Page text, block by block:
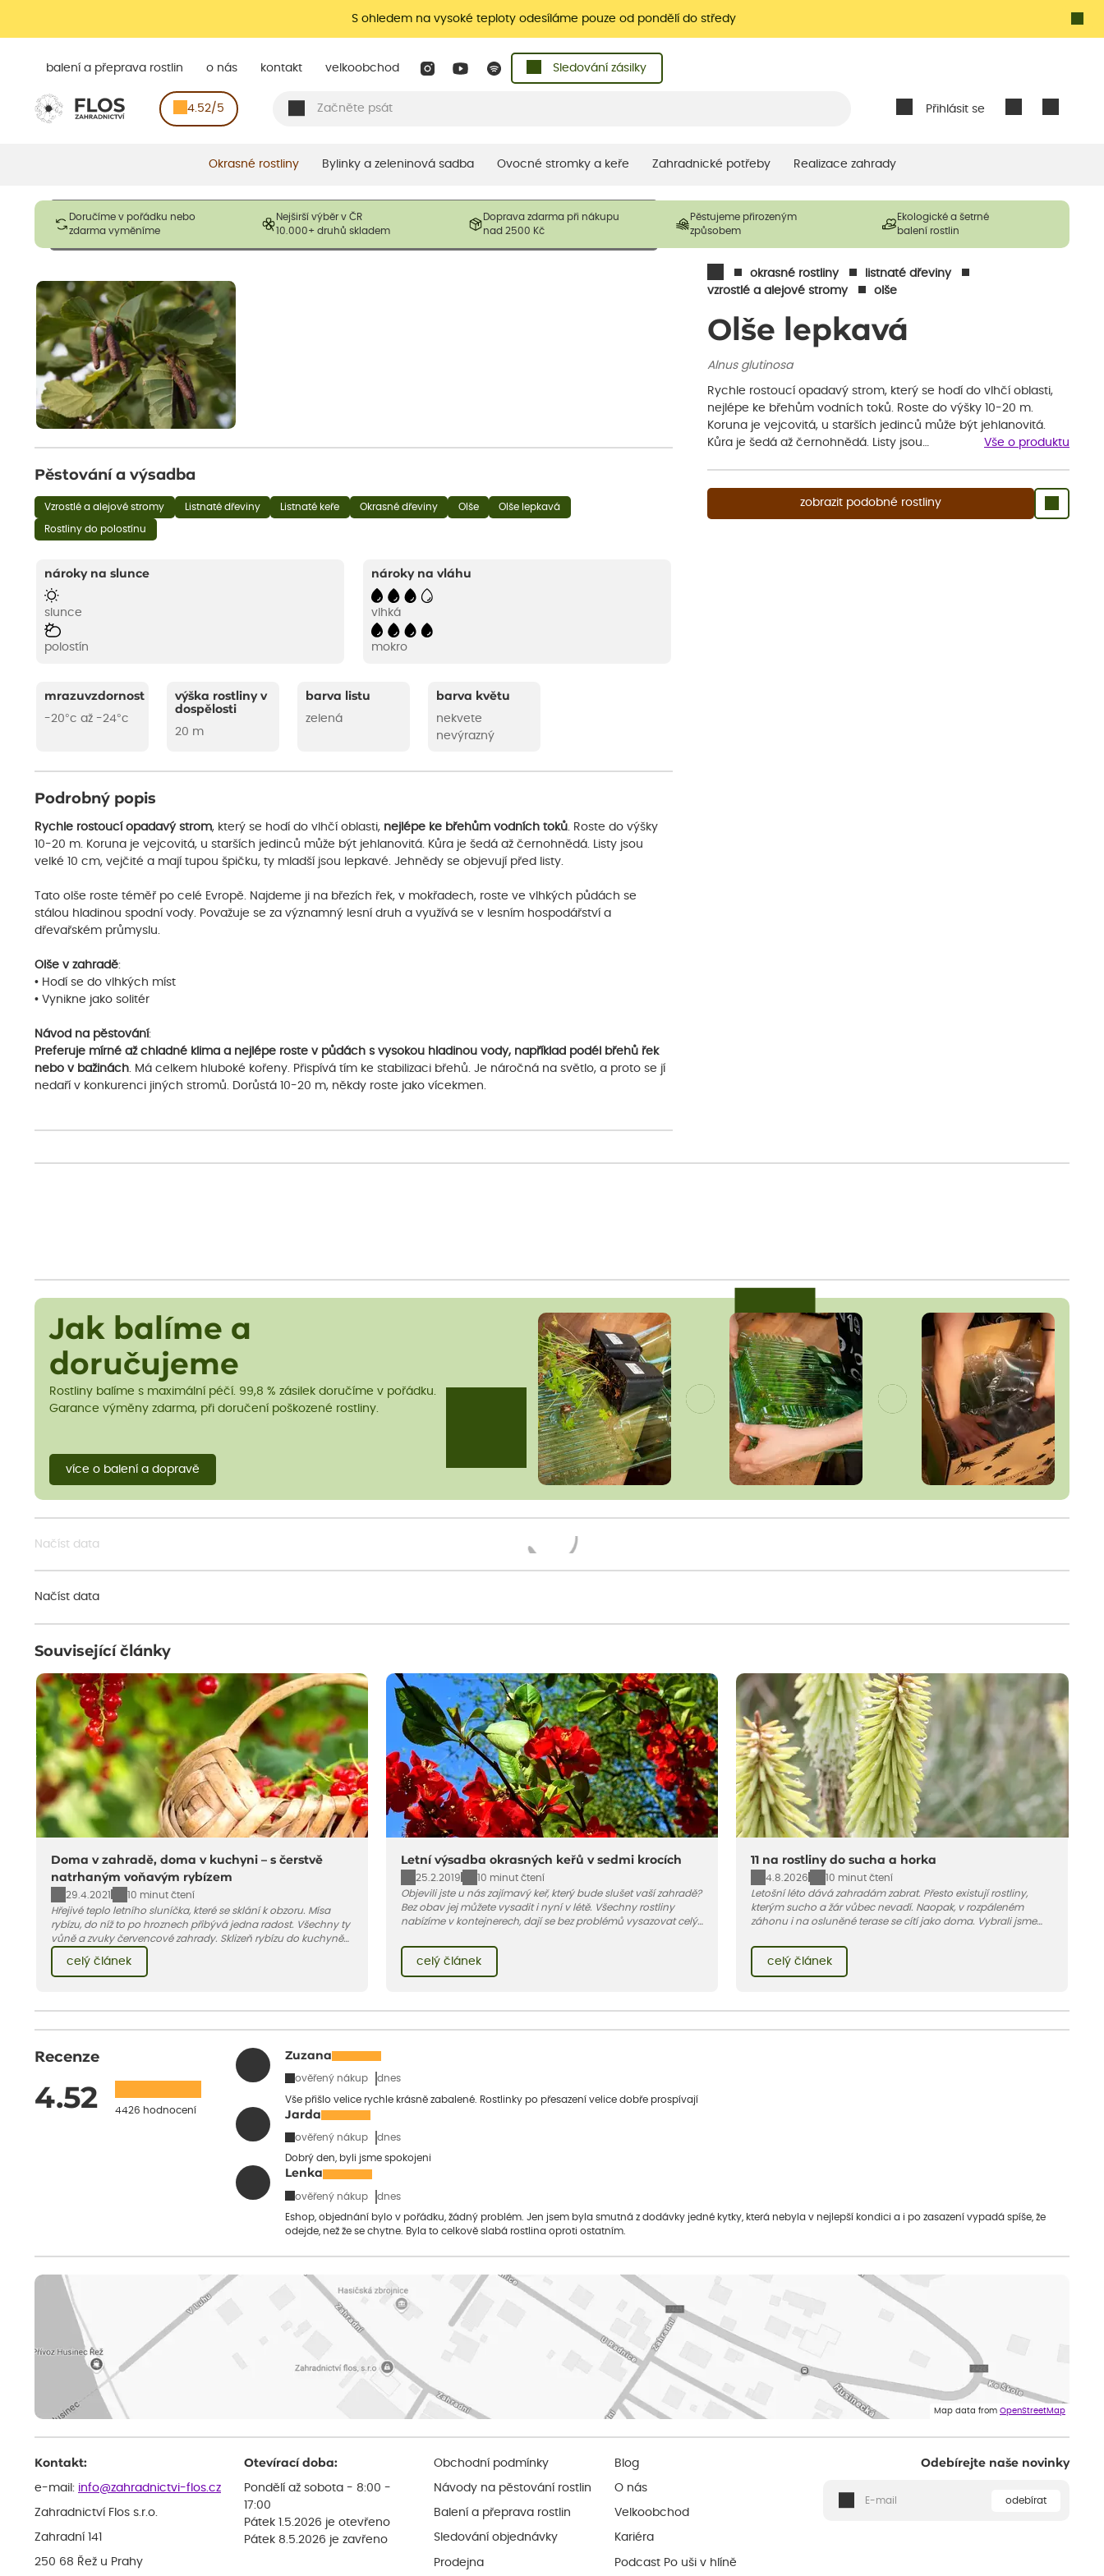
S ohledem na vysoké teploty odesíláme pouze od pondělí do středy
Přihlásit se
balení a přeprava rostlin o nás kontakt velkoobchod Sledování zásilky
4.52/5
Okrasné rostliny Bylinky a zeleninová sadba Ovocné stromky a keře Zahradnické potřeby Realizace zahrady
Doručíme v pořádku nebo
zdarma vyměníme
Nejširší výběr v ČR
10.000+ druhů skladem
Doprava zdarma při nákupu
nad 2500 Kč
Pěstujeme přirozeným
způsobem
Ekologické a šetrné
balení rostlin
okrasné rostliny
listnaté dřeviny
vzrostlé a alejové stromy
olše
Olše lepkavá
Alnus glutinosa
Rychle rostoucí opadavý strom, který se hodí do vlhčí oblasti,
nejlépe ke břehům vodních toků. Roste do výšky 10-20 m.
Koruna je vejcovitá, u starších jedinců může být jehlanovitá.
Kůra je šedá až černohnědá. Listy jsou…
Vše o produktu
zobrazit podobné rostliny
Obrázky slouží pouze pro ilustrační účely a mají reprezentovat prodávané produkty. V závislosti na sezónnosti mohou být
opadavé rostliny dodávány v dormantním stavu a bez listů. Rostliny mohou být také sestřiženy níže, než je uvedená
Pěstování a výsadba
Vzrostlé a alejové stromy Listnaté dřeviny Listnaté keře Okrasné dřeviny Olše Olše lepkavá
Rostliny do polostínu
nároky na slunce
slunce
polostín
nároky na vláhu
vlhká
mokro
mrazuvzdornost
-20°c až -24°c
výška rostliny v
dospělosti
20 m
barva listu
zelená
barva květu
nekvete
nevýrazný
Podrobný popis
Rychle rostoucí opadavý strom, který se hodí do vlhčí oblasti, nejlépe ke břehům vodních toků. Roste do výšky
10-20 m. Koruna je vejcovitá, u starších jedinců může být jehlanovitá. Kůra je šedá až černohnědá. Listy jsou
velké 10 cm, vejčité a mají tupou špičku, ty mladší jsou lepkavé. Jehnědy se objevují před listy.
Tato olše roste téměř po celé Evropě. Najdeme ji na březích řek, v mokřadech, roste ve vlhkých půdách se
stálou hladinou spodní vody. Považuje se za významný lesní druh a využívá se v lesním hospodářství a
dřevařském průmyslu.
Olše v zahradě:
• Hodí se do vlhkých míst
• Vynikne jako solitér
Návod na pěstování:
Preferuje mírné až chladné klima a nejlépe roste v půdách s vysokou hladinou vody, například podél břehů řek
nebo v bažinách. Má celkem hluboké kořeny. Přispívá tím ke stabilizaci břehů. Je náročná na světlo, a proto se jí
nedaří v konkurenci jiných stromů. Dorůstá 10-20 m, někdy roste jako vícekmen.
Jak balíme a
doručujeme
Rostliny balíme s maximální péčí. 99,8 % zásilek doručíme v pořádku.
Garance výměny zdarma, při doručení poškozené rostliny.
více o balení a dopravě
Načíst data
Načíst data
Související články
Doma v zahradě, doma v kuchyni – s čerstvě
natrhaným voňavým rybízem
29.4.2021
10 minut čtení
Hřejivé teplo letního sluníčka, které se sklání k obzoru. Mísa
rybízu, do níž to po hroznech přibývá jedna radost. Všechny ty
vůně a zvuky červencové zahrady. Sklizeň rybízu do kuchyně
vnese neuvěřitelný klid a radost. A taky trochu bezstarostnosti
dětství při mlsání babiččina drobenkového koláče s rybízem.
celý článek
Letní výsadba okrasných keřů v sedmi krocích
25.2.2019
10 minut čtení
Objevili jste u nás zajímavý keř, který bude slušet vaší zahradě?
Bez obav jej můžete vysadit i nyní v létě. Všechny rostliny
nabízíme v kontejnerech, dají se bez problémů vysazovat celý
nebo na podzim.
celý článek
11 na rostliny do sucha a horka
4.8.2026
10 minut čtení
Letošní léto dává zahradám zabrat. Přesto existují rostliny,
kterým sucho a žár vůbec nevadí. Naopak, v rozpáleném
záhonu i na osluněné terase se cítí jako doma. Vybrali jsme
léto bez pravidelné zálivky. Pojďme se podívat, které to jsou.
celý článek
Recenze
4.52 4426 hodnocení
Zuzana
ověřený nákup dnes
Vše přišlo velice rychle krásně zabalené. Rostlinky po přesazení velice dobře prospívají
Jarda
ověřený nákup dnes
Dobrý den, byli jsme spokojeni
Lenka
ověřený nákup dnes
Eshop, objednání bylo v pořádku, žádný problém. Jen jsem byla smutná z dodávky jedné kytky, která nebyla v nejlepší kondici a i po zasazení vypadá spíše, že
odejde, než že se chytne. Byla to celkově slabá rostlina oproti ostatním.
Map data from OpenStreetMap
Kontakt:
e-mail: info@zahradnictvi-flos.cz
Zahradnictví Flos s.r.o.
Zahradní 141
250 68 Řež u Prahy
Otevírací doba:
Pondělí až sobota - 8:00 -
17:00
Pátek 1.5.2026 je otevřeno
Pátek 8.5.2026 je zavřeno
Obchodní podmínky
Návody na pěstování rostlin
Balení a přeprava rostlin
Sledování objednávky
Prodejna
Blog
O nás
Velkoobchod
Kariéra
Podcast Po uši v hlíně
Odebírejte naše novinky
odebírat